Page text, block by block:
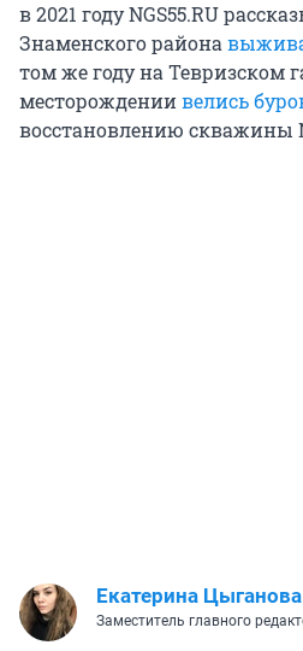
в 2021 году NGS55.RU
Знаменского района
том же году на Тевризском
месторождениивелись
восстановлению скважины
Екатерина Цыганова
Заместитель главного